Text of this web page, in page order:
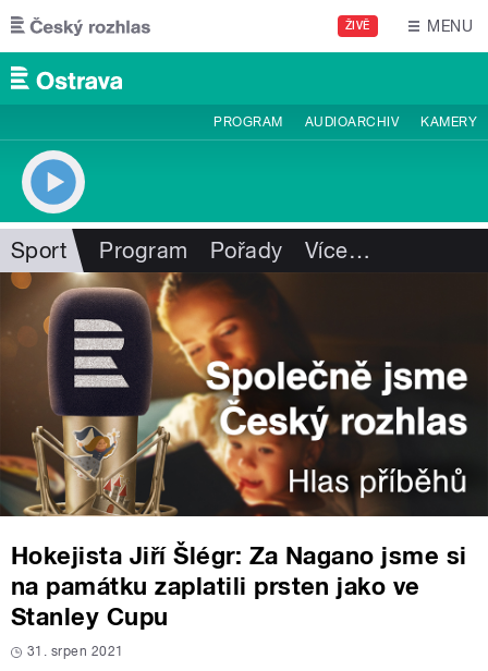
Přejít k hlavnímu obsahu
ŽIVĚ MENU
PROGRAM AUDIOARCHIV KAMERY
Sport Program Pořady Více…
Hokejista Jiří Šlégr: Za Nagano jsme si
na památku zaplatili prsten jako ve
Stanley Cupu
31. srpen 2021